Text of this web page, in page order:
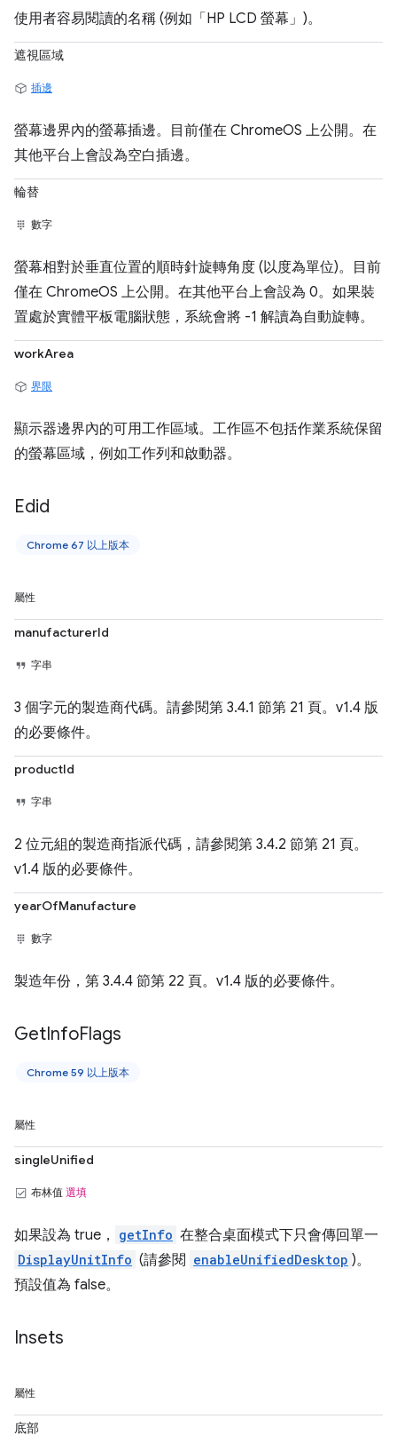
使用者容易閱讀的名稱 (例如「HP LCD 螢幕」)。
遮視區域
插邊
螢幕邊界內的螢幕插邊。目前僅在 ChromeOS 上公開。在
其他平台上會設為空白插邊。
輪替
數字
螢幕相對於垂直位置的順時針旋轉角度 (以度為單位)。目前
僅在 ChromeOS 上公開。在其他平台上會設為 0。如果裝
置處於實體平板電腦狀態，系統會將 -1 解讀為自動旋轉。
workArea
界限
顯示器邊界內的可用工作區域。工作區不包括作業系統保留
的螢幕區域，例如工作列和啟動器。
Edid
Chrome 67 以上版本
屬性
manufacturerId
字串
3 個字元的製造商代碼。請參閱第 3.4.1 節第 21 頁。v1.4 版
的必要條件。
productId
字串
2 位元組的製造商指派代碼，請參閱第 3.4.2 節第 21 頁。
v1.4 版的必要條件。
yearOfManufacture
數字
製造年份，第 3.4.4 節第 22 頁。v1.4 版的必要條件。
GetInfoFlags
Chrome 59 以上版本
屬性
singleUnified
布林值 選填
如果設為 true， getInfo 在整合桌面模式下只會傳回單一
DisplayUnitInfo (請參閱 enableUnifiedDesktop )。
預設值為 false。
Insets
屬性
底部